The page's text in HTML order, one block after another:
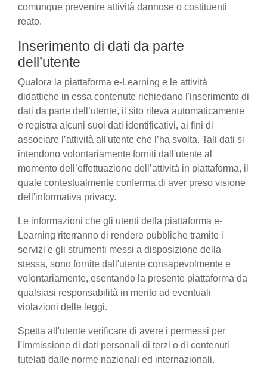
comunque prevenire attività dannose o costituenti
reato.
Inserimento di dati da parte
dell’utente
Qualora la piattaforma e-Learning e le attività
didattiche in essa contenute richiedano l'inserimento di
dati da parte dell’utente, il sito rileva automaticamente
e registra alcuni suoi dati identificativi, ai fini di
associare l’attività all'utente che l’ha svolta. Tali dati si
intendono volontariamente forniti dall'utente al
momento dell’effettuazione dell’attività in piattaforma, il
quale contestualmente conferma di aver preso visione
dell'informativa privacy.
Le informazioni che gli utenti della piattaforma e-
Learning riterranno di rendere pubbliche tramite i
servizi e gli strumenti messi a disposizione della
stessa, sono fornite dall'utente consapevolmente e
volontariamente, esentando la presente piattaforma da
qualsiasi responsabilità in merito ad eventuali
violazioni delle leggi.
Spetta all'utente verificare di avere i permessi per
l'immissione di dati personali di terzi o di contenuti
tutelati dalle norme nazionali ed internazionali.